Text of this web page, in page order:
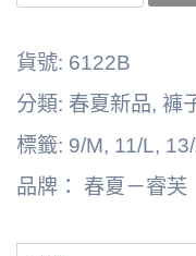
262164-
6122B
數
貨號: 6122B
分類: 春夏新品, 褲
標籤: 9/M, 11/L,
品牌： 春夏－睿芙